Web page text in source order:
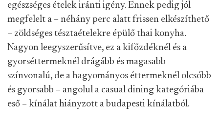
egészséges ételek iránti igény. Ennek pedig jól
megfelelt a – néhány perc alatt frissen elkészíthető
– zöldséges tésztaételekre épülő thai konyha.
Nagyon leegyszerűsítve, ez a kifőzdéknél és a
gyorséttermeknél drágább és magasabb
színvonalú, de a hagyományos éttermeknél olcsóbb
és gyorsabb – angolul a casual dining kategóriába
eső – kínálat hiányzott a budapesti kínálatból.